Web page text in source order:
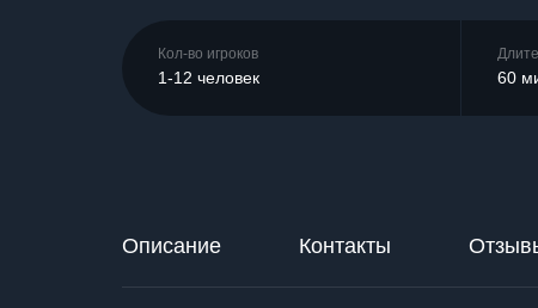
Кол-во игроков
1-12 человек 60
Описание Контакты